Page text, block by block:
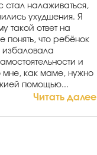
налаживаться,
ухудшения. Я
такой ответ на
понять, что ребёнок
избаловала
и
мне, как маме, нужно
помощью...
Читать далее